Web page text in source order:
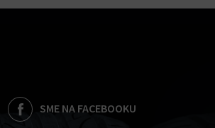
SME NA FACEBOOKU